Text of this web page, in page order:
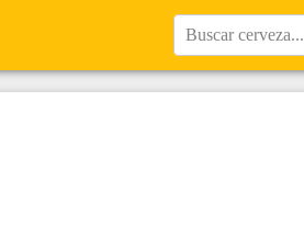
Buscar cerveza...